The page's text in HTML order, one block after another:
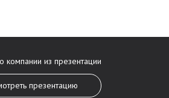
компании из презентации
презентацию